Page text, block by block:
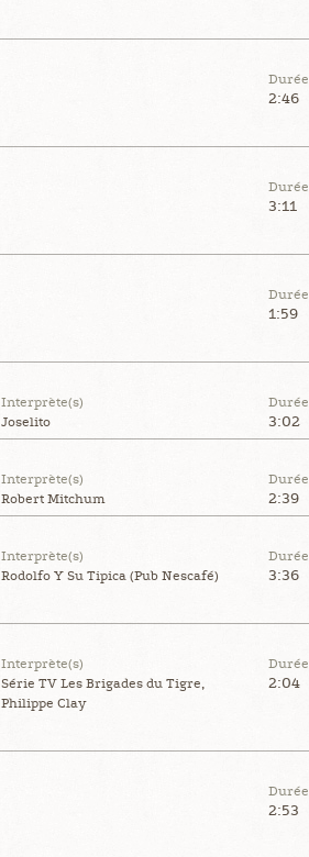
Durée
2:46
Durée
3:11
Durée
1:59
Interprète(s)
Joselito
Durée
3:02
Interprète(s)
Robert Mitchum
Durée
2:39
Interprète(s)
Rodolfo Y Su Tipica (Pub Nescafé)
Durée
3:36
Interprète(s)
Série TV Les Brigades du Tigre,
Philippe Clay
Durée
2:04
Durée
2:53